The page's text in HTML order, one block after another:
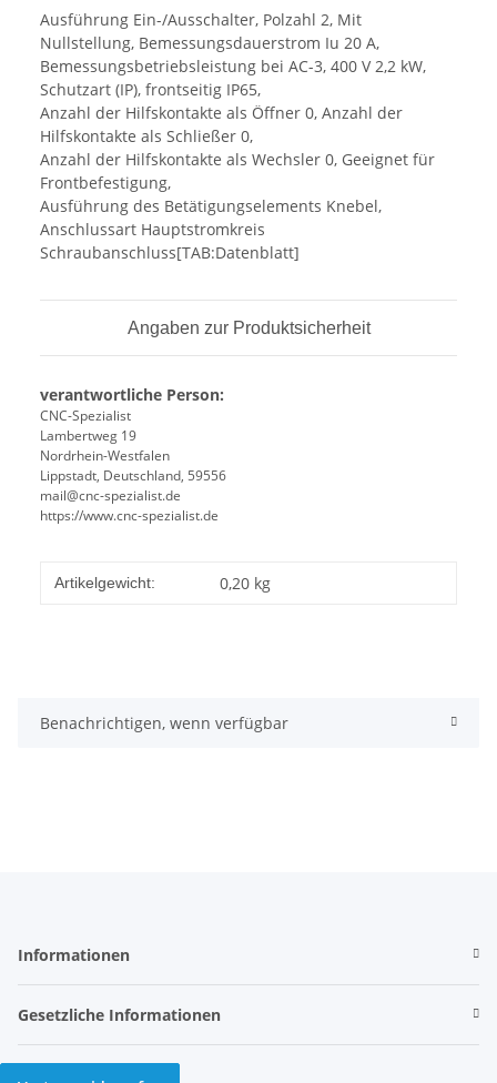
Ausführung Ein-/Ausschalter, Polzahl 2, Mit
Nullstellung, Bemessungsdauerstrom Iu 20 A,
Bemessungsbetriebsleistung bei AC-3, 400 V 2,2 kW,
Schutzart (IP), frontseitig IP65,
Anzahl der Hilfskontakte als Öffner 0, Anzahl der
Hilfskontakte als Schließer 0,
Anzahl der Hilfskontakte als Wechsler 0, Geeignet für
Frontbefestigung,
Ausführung des Betätigungselements Knebel,
Anschlussart Hauptstromkreis
Schraubanschluss[TAB:Datenblatt]
Angaben zur Produktsicherheit
verantwortliche Person:
CNC-Spezialist
Lambertweg 19
Nordrhein-Westfalen
Lippstadt, Deutschland, 59556
mail@cnc-spezialist.de
https://www.cnc-spezialist.de
Artikelgewicht: 0,20 kg
Benachrichtigen, wenn verfügbar
Informationen
Gesetzliche Informationen